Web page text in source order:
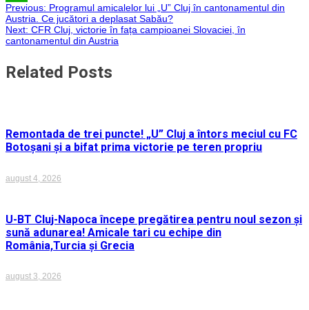
WhatsApp
Navigare
în
articole
Previous: Programul amicalelor lui „U” Cluj în cantonamentul din
Austria. Ce jucători a deplasat Sabău?
Next: CFR Cluj, victorie în fața campioanei Slovaciei, în
cantonamentul din Austria
Related Posts
Remontada de trei puncte! „U” Cluj a întors meciul cu FC
Botoșani și a bifat prima victorie pe teren propriu
august 4, 2026
U-BT Cluj-Napoca începe pregătirea pentru noul sezon și
sună adunarea! Amicale tari cu echipe din
România,Turcia și Grecia
august 3, 2026